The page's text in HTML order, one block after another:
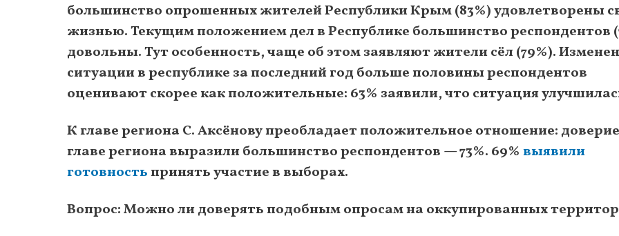
большинство опрошенных жителей Республики Крым (83%) удовлетворены
жизнью. Текущим положением дел в Республике большинство респондентов
довольны. Тут особенность, чаще об этом заявляют жители сёл (79%).
ситуации в республике за последний год больше половины респондентов
оценивают скорее как положительные: 63% заявили, что ситуация
К главе региона С. Аксёнову преобладает положительное отношение: доверие
главе региона выразили большинство респондентов — 73%. 69% выявили
готовностьпринять участие в выборах.
Вопрос: Можно ли доверять подобным опросам на оккупированных